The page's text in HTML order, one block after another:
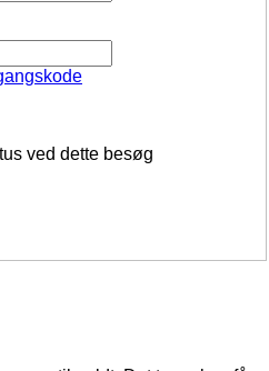
ved dette besøg